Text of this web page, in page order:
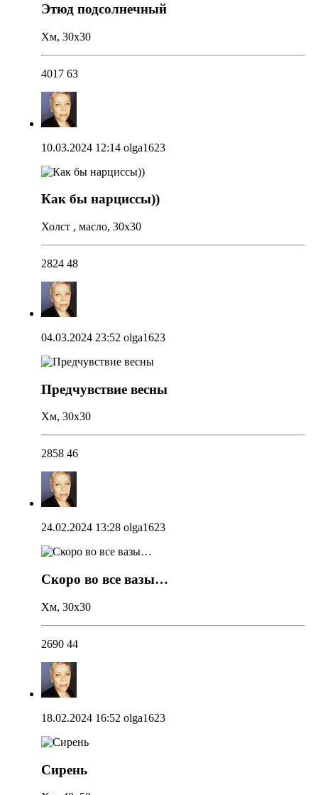
Этюд подсолнечный
Хм, 30х30
4017 63
10.03.2024 12:14 olga1623
Как бы нарциссы))
Холст , масло, 30х30
2824 48
04.03.2024 23:52 olga1623
Предчувствие весны
Хм, 30х30
2858 46
24.02.2024 13:28 olga1623
Скоро во все вазы…
Хм, 30х30
2690 44
18.02.2024 16:52 olga1623
Сирень